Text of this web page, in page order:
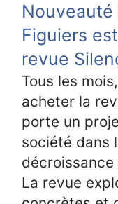
Nouveauté
Figuiers
revue
Tous les
acheter la
porte un
société dans
décroissance
La revue